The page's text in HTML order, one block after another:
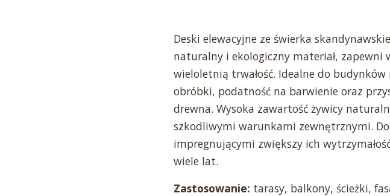
Deski elewacyjne ze świerka
naturalny i ekologiczny materiał,
wieloletnią trwałość. Idealne do
obróbki, podatność na barwienie oraz
drewna. Wysoka zawartość żywicy
szkodliwymi warunkami zewnętrznymi.
impregnującymi zwiększy ich
wiele lat.
Zastosowanie: tarasy, balkony, ścieżki,